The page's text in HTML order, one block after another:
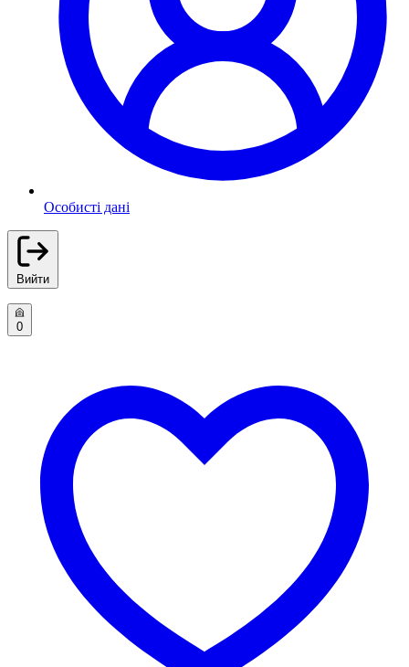
Особисті дані
Вийти
0